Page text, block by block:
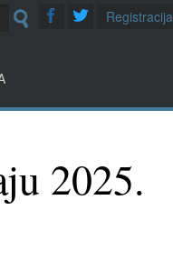
Registracija
2025.